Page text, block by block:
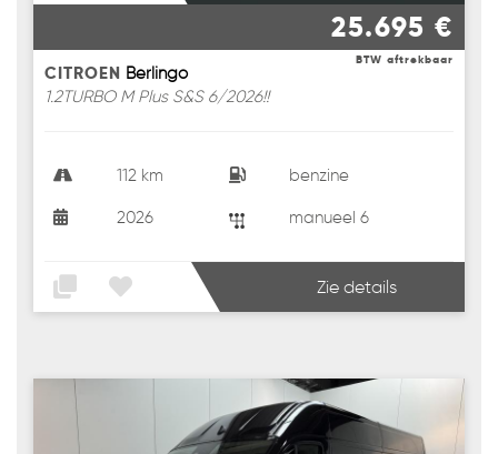
25.695 €
BTW aftrekbaar
CITROEN Berlingo
1.2TURBO M Plus S&S 6/2026!!
112 km benzine
2026 manueel 6
Zie details